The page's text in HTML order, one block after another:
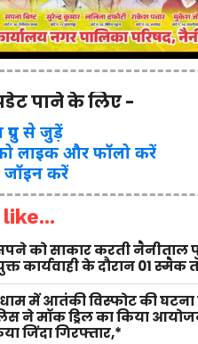
पाने के लिए -
से जुड़ें
लाइक और फॉलो करें
जॉइन करें
like...
को साकार करती नैनीताल
कार्यवाही के दौरान 01 स्मैक
में आतंकी विस्फोट की घटना
ने मॉक ड्रिल का किया
जिंदा गिरफ्तार,*